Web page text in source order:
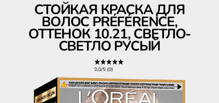
СТОЙКАЯ КРАСКА ДЛЯ
ВОЛОС PRÉFÉRENCE,
ОТТЕНОК 10.21, СВЕТЛО-
СВЕТЛО РУСЫЙ
0,0/5 (0)